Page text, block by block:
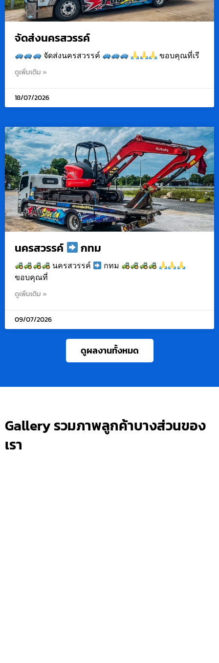
จัดส่งนครสวรรค์
จัดส่งนครสวรรค์ ขอบคุณที่เรี
ดูเพิ่มเติม »
18/07/2026
นครสวรรค์ กทม
นครสวรรค์
กทม
ขอบคุณที่
ดูเพิ่มเติม »
09/07/2026
ดูผลงานทั้งหมด
Gallery รวมภาพลูกค้าบางส่วนของ
เรา